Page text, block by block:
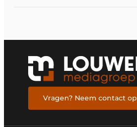
Vragen? Neem contact op